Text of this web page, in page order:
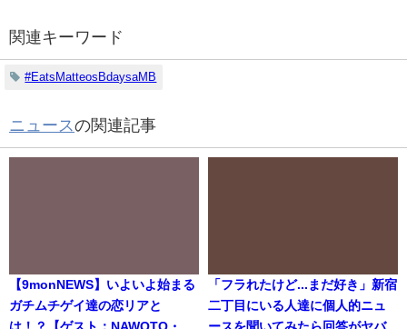
関連キーワード
#EatsMatteosBdaysaMB
ニュースの関連記事
【9monNEWS】いよいよ始まる
ガチムチゲイ達の恋リアと
「フラれたけど...まだ好き」新宿
二丁目にいる人達に個人的ニュ